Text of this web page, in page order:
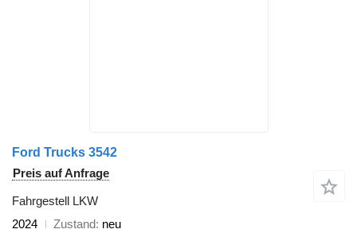
Ford Trucks 3542
Preis auf Anfrage
Fahrgestell LKW
2024
Zustand neu